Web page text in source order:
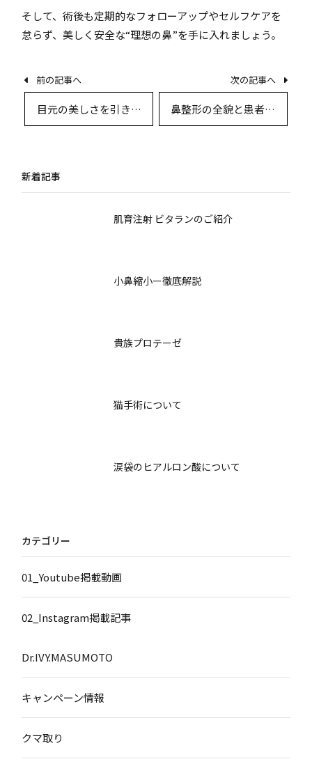
そして、術後も定期的なフォローアップやセルフケアを
怠らず、美しく安全な“理想の鼻”を手に入れましょう。
前の記事へ
目元の美しさを引き出
す整形手術と術後ケア
次の記事へ
鼻整形の全貌と患者体
験談：最新医療技術か
新着記事
肌育注射 ビタランのご紹介
小鼻縮小ー徹底解説
貴族プロテーゼ
猫手術について
涙袋のヒアルロン酸について
カテゴリー
01_Youtube掲載動画
02_Instagram掲載記事
Dr.IVY.MASUMOTO
キャンペーン情報
クマ取り